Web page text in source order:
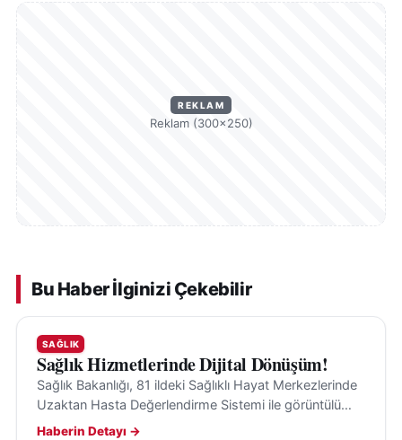
REKLAM
Reklam (300×250)
Bu Haber İlginizi Çekebilir
SAĞLIK
Sağlık Hizmetlerinde Dijital Dönüşüm!
Sağlık Bakanlığı, 81 ildeki Sağlıklı Hayat Merkezlerinde
Uzaktan Hasta Değerlendirme Sistemi ile görüntülü
danışmanlık hizmeti sunmaya başladı.
Haberin Detayı →